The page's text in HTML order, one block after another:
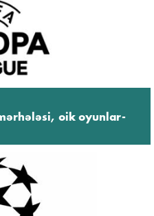
oik oyunlar-